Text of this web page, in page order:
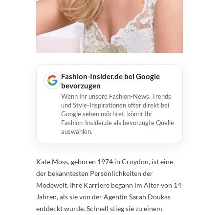
Fashion-Insider.de bei Google
bevorzugen
Wenn Ihr unsere Fashion-News, Trends
und Style-Inspirationen öfter direkt bei
Google sehen möchtet, könnt Ihr
Fashion-Insider.de als bevorzugte Quelle
auswählen.
Kate Moss, geboren 1974 in Croydon, ist eine
der bekanntesten Persönlichkeiten der
Modewelt. Ihre Karriere begann im Alter von 14
Jahren, als sie von der Agentin Sarah Doukas
entdeckt wurde. Schnell stieg sie zu einem